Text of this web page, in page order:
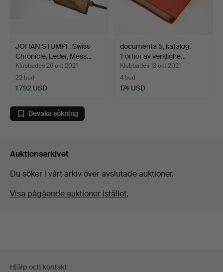
JOHAN STUMPF. Swiss
Chronicle, Leder, Mess…
Klubbades 26 okt 2021
22 bud
1 792 USD
documenta 5, katalog,
'Förhör av verklighe…
Klubbades 13 okt 2021
4 bud
174 USD
Bevaka sökning
Auktionsarkivet
Du söker i vårt arkiv över avslutade auktioner.
Visa pågående auktioner istället.
Hjälp och kontakt